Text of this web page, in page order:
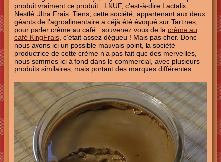
produit vraiment ce produit : LNUF, c’est-à-dire Lactalis
Nestlé Ultra Frais. Tiens, cette société, appartenant aux deux
géants de l’agroalimentaire a déjà été évoqué sur Tartines,
pour parler crème au café : souvenez vous de la crème au
café KingFrais, c’était assez dégueu ! Mais pas cher. Donc
nous avons ici un possible mauvais point, la société
productrice de cette crème n’a pas fait que des merveilles,
nous sommes ici à fond dans le commercial, avec plusieurs
produits similaires, mais portant des marques différentes.